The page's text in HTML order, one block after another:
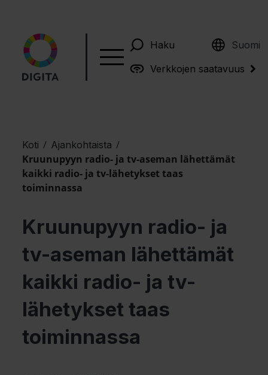
Haku Suomi
English
Verkkojen saatavuus
Koti / Ajankohtaista /
Kruunupyyn radio- ja tv-aseman lähettämät
kaikki radio- ja tv-lähetykset taas
toiminnassa
Kruunupyyn radio- ja
tv-aseman lähettämät
kaikki radio- ja tv-
lähetykset taas
toiminnassa